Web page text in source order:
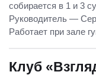
собирается в 1 и 3
Руководитель —
Работает при зале
Клуб